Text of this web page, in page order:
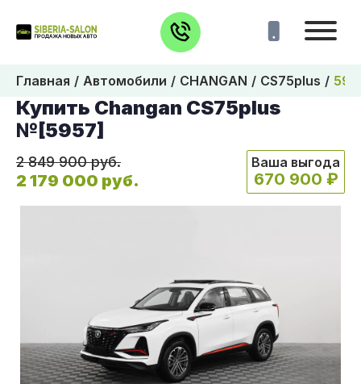
Главная Автомобили CHANGAN CS75plus
Купить Changan CS75plus
№[5957]
2 849 900 руб.
2 179 000 руб.
Ваша выгода
670 900 ₽